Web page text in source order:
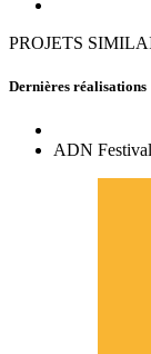
PROJETS
Dernières réalisations
ADN